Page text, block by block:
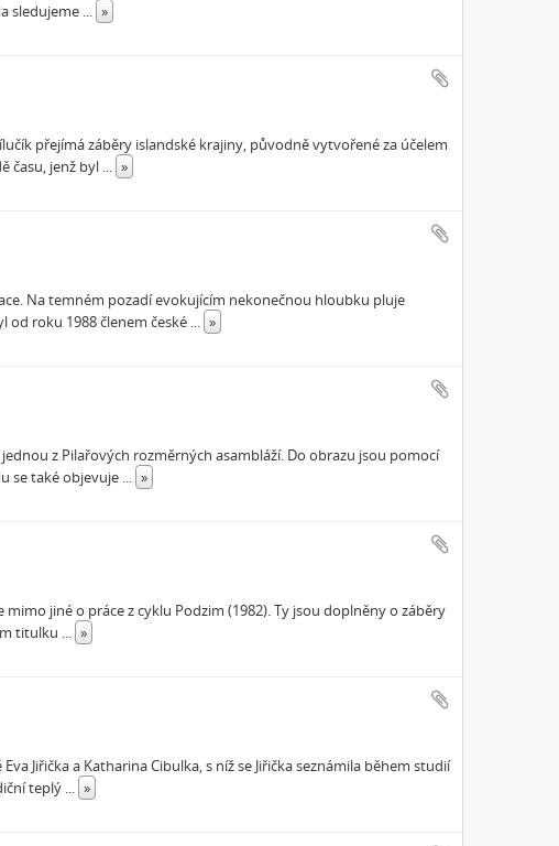
sledujeme ... »
přejímá záběry islandské krajiny, původně vytvořené za účelem
času, jenž byl ... »
Na temném pozadí evokujícím nekonečnou hloubku pluje
roku 1988 členem české ... »
z Pilařových rozměrných asambláží. Do obrazu jsou pomocí
se také objevuje ... »
jiné o práce z cyklu Podzim (1982). Ty jsou doplněny o záběry
titulku ... »
Jiřička a Katharina Cibulka, s níž se Jiřička seznámila během studií
teplý ... »